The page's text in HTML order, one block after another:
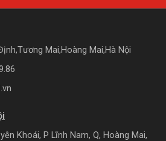
Mai,Hoàng Mai,Hà Nội
Khoái, P Lĩnh Nam, Q, Hoàng Mai,